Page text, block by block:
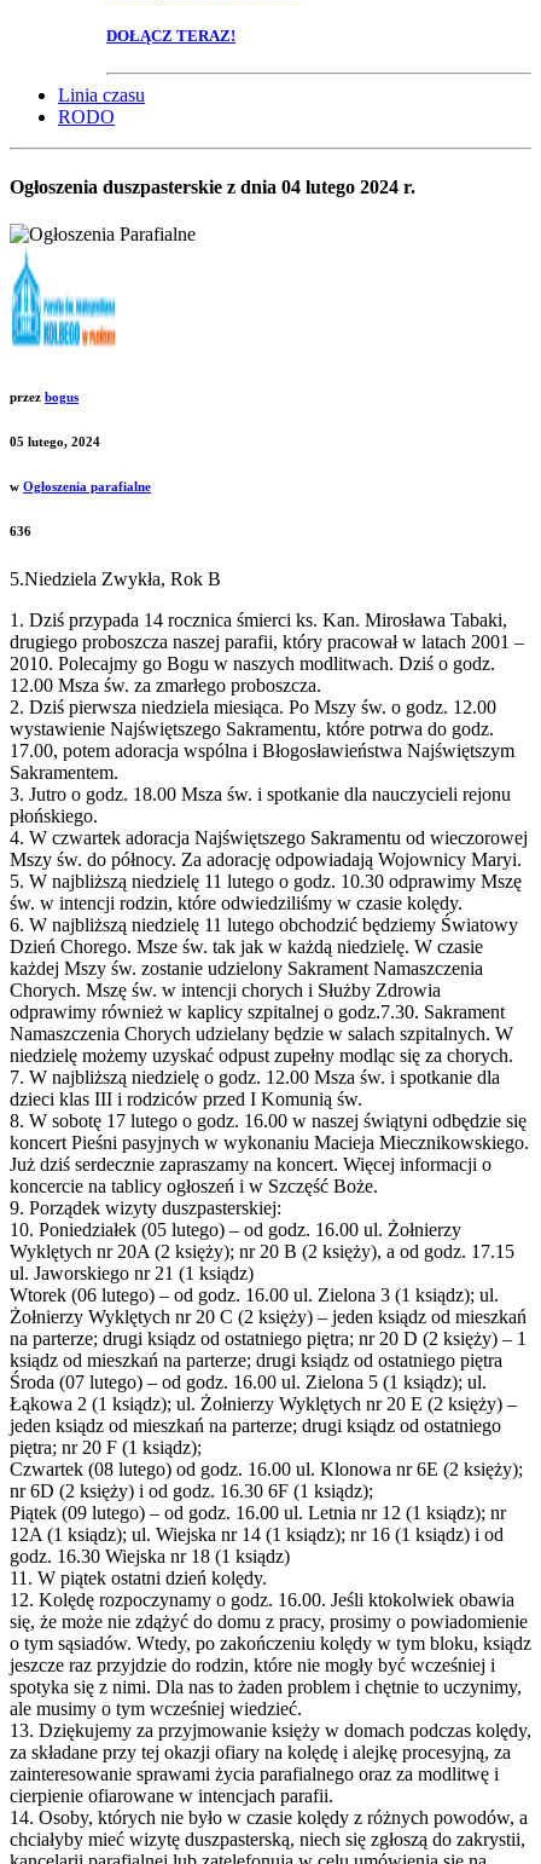
DOŁĄCZ TERAZ!
Linia czasu
RODO
Ogłoszenia duszpasterskie z dnia 04 lutego 2024 r.
przez bogus
05 lutego, 2024
w Ogłoszenia parafialne
636
5.Niedziela Zwykła, Rok B
1. Dziś przypada 14 rocznica śmierci ks. Kan. Mirosława Tabaki,
drugiego proboszcza naszej parafii, który pracował w latach 2001 –
2010. Polecajmy go Bogu w naszych modlitwach. Dziś o godz.
12.00 Msza św. za zmarłego proboszcza.
2. Dziś pierwsza niedziela miesiąca. Po Mszy św. o godz. 12.00
wystawienie Najświętszego Sakramentu, które potrwa do godz.
17.00, potem adoracja wspólna i Błogosławieństwa Najświętszym
Sakramentem.
3. Jutro o godz. 18.00 Msza św. i spotkanie dla nauczycieli rejonu
płońskiego.
4. W czwartek adoracja Najświętszego Sakramentu od wieczorowej
Mszy św. do północy. Za adorację odpowiadają Wojownicy Maryi.
5. W najbliższą niedzielę 11 lutego o godz. 10.30 odprawimy Mszę
św. w intencji rodzin, które odwiedziliśmy w czasie kolędy.
6. W najbliższą niedzielę 11 lutego obchodzić będziemy Światowy
Dzień Chorego. Msze św. tak jak w każdą niedzielę. W czasie
każdej Mszy św. zostanie udzielony Sakrament Namaszczenia
Chorych. Mszę św. w intencji chorych i Służby Zdrowia
odprawimy również w kaplicy szpitalnej o godz.7.30. Sakrament
Namaszczenia Chorych udzielany będzie w salach szpitalnych. W
niedzielę możemy uzyskać odpust zupełny modląc się za chorych.
7. W najbliższą niedzielę o godz. 12.00 Msza św. i spotkanie dla
dzieci klas III i rodziców przed I Komunią św.
8. W sobotę 17 lutego o godz. 16.00 w naszej świątyni odbędzie się
koncert Pieśni pasyjnych w wykonaniu Macieja Miecznikowskiego.
Już dziś serdecznie zapraszamy na koncert. Więcej informacji o
koncercie na tablicy ogłoszeń i w Szczęść Boże.
9. Porządek wizyty duszpasterskiej:
10. Poniedziałek (05 lutego) – od godz. 16.00 ul. Żołnierzy
Wyklętych nr 20A (2 księży); nr 20 B (2 księży), a od godz. 17.15
ul. Jaworskiego nr 21 (1 ksiądz)
Wtorek (06 lutego) – od godz. 16.00 ul. Zielona 3 (1 ksiądz); ul.
Żołnierzy Wyklętych nr 20 C (2 księży) – jeden ksiądz od mieszkań
na parterze; drugi ksiądz od ostatniego piętra; nr 20 D (2 księży) – 1
ksiądz od mieszkań na parterze; drugi ksiądz od ostatniego piętra
Środa (07 lutego) – od godz. 16.00 ul. Zielona 5 (1 ksiądz); ul.
Łąkowa 2 (1 ksiądz); ul. Żołnierzy Wyklętych nr 20 E (2 księży) –
jeden ksiądz od mieszkań na parterze; drugi ksiądz od ostatniego
piętra; nr 20 F (1 ksiądz);
Czwartek (08 lutego) od godz. 16.00 ul. Klonowa nr 6E (2 księży);
nr 6D (2 księży) i od godz. 16.30 6F (1 ksiądz);
Piątek (09 lutego) – od godz. 16.00 ul. Letnia nr 12 (1 ksiądz); nr
12A (1 ksiądz); ul. Wiejska nr 14 (1 ksiądz); nr 16 (1 ksiądz) i od
godz. 16.30 Wiejska nr 18 (1 ksiądz)
11. W piątek ostatni dzień kolędy.
12. Kolędę rozpoczynamy o godz. 16.00. Jeśli ktokolwiek obawia
się, że może nie zdążyć do domu z pracy, prosimy o powiadomienie
o tym sąsiadów. Wtedy, po zakończeniu kolędy w tym bloku, ksiądz
jeszcze raz przyjdzie do rodzin, które nie mogły być wcześniej i
spotyka się z nimi. Dla nas to żaden problem i chętnie to uczynimy,
ale musimy o tym wcześniej wiedzieć.
13. Dziękujemy za przyjmowanie księży w domach podczas kolędy,
za składane przy tej okazji ofiary na kolędę i alejkę procesyjną, za
zainteresowanie sprawami życia parafialnego oraz za modlitwę i
cierpienie ofiarowane w intencjach parafii.
14. Osoby, których nie było w czasie kolędy z różnych powodów, a
chciałyby mieć wizytę duszpasterską, niech się zgłoszą do zakrystii,